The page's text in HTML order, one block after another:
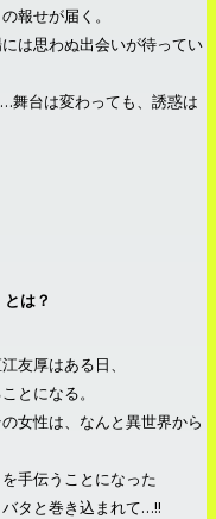
報せが届く。
は思わぬ出会いが待ってい
舞台は変わっても、誘惑は
は？
友厚はある日、
とになる。
女性は、なんと異世界から
手伝うことになった
タと巻き込まれて…!!